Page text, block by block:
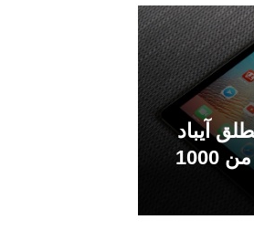
آيباد
2018 بسعر أقل من 1000